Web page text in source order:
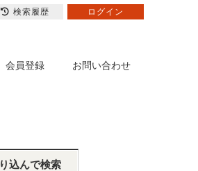
会員登録 お問い合わせ
込んで検索
検索履歴 ログイン